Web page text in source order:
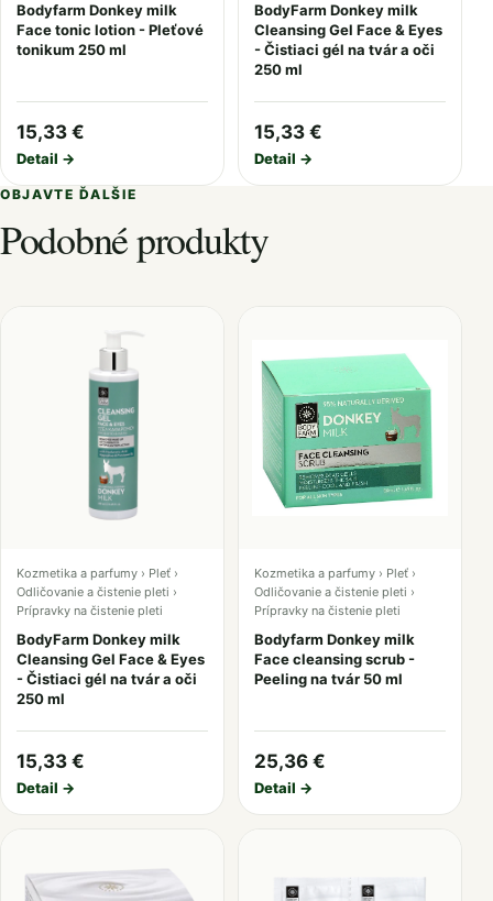
Bodyfarm Donkey milk
Face tonic lotion - Pleťové
tonikum 250 ml
15,33 €
Detail →
BodyFarm Donkey milk
Cleansing Gel Face & Eyes
- Čistiaci gél na tvár a oči
250 ml
15,33 €
Detail →
OBJAVTE ĎALŠIE
Podobné produkty
Kozmetika a parfumy › Pleť ›
Odličovanie a čistenie pleti ›
Prípravky na čistenie pleti
BodyFarm Donkey milk
Cleansing Gel Face & Eyes
- Čistiaci gél na tvár a oči
250 ml
15,33 €
Detail →
Kozmetika a parfumy › Pleť ›
Odličovanie a čistenie pleti ›
Prípravky na čistenie pleti
Bodyfarm Donkey milk
Face cleansing scrub -
Peeling na tvár 50 ml
25,36 €
Detail →